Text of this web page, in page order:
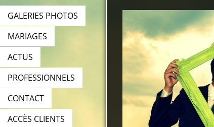
GALERIES PHOTOS
MARIAGES
ACTUS
PROFESSIONNELS
CONTACT
ACCÈS CLIENTS